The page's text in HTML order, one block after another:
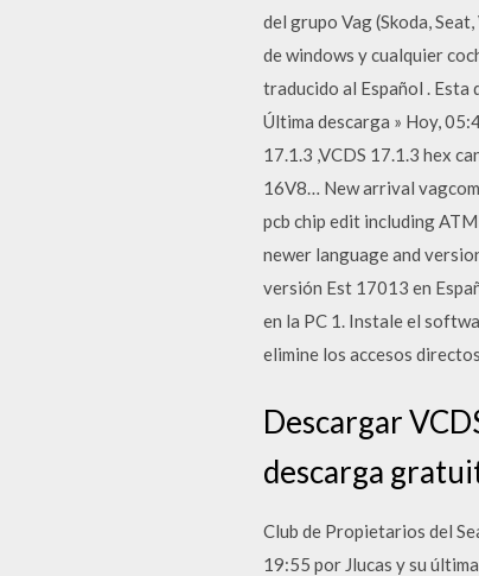
del grupo Vag (Skoda,
de windows y cualquier
traducido al Español . Esta
Última descarga » Hoy,
17.1.3 ,VCDS 17.1.3 hex
16V8… New arrival
pcb chip edit including
newer language and
versión Est 17013 en
en la PC 1. Instale el
elimine los accesos
Descargar
descarga
Club de Propietarios del
19:55 por Jlucas y su